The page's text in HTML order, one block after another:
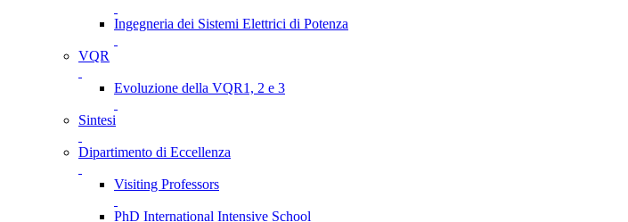
Ingegneria dei Sistemi Elettrici di Potenza
VQR
Evoluzione della VQR1, 2 e 3
Sintesi
Dipartimento di Eccellenza
Visiting Professors
PhD International Intensive School